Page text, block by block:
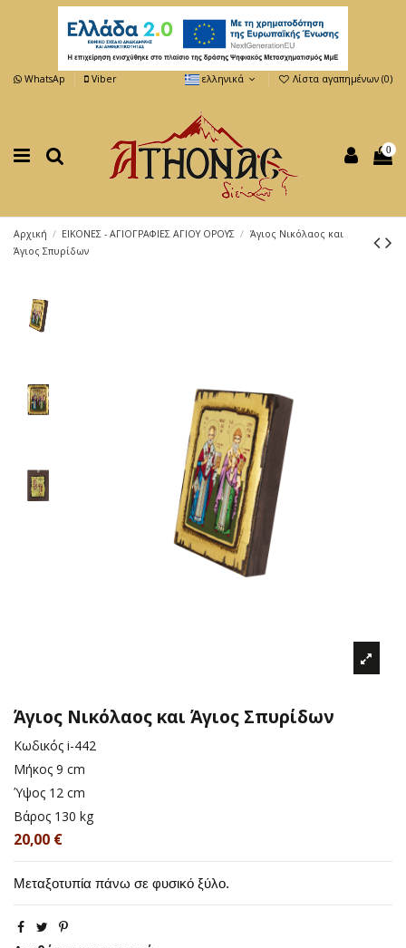
WhatsAp Viber ελληνικά Λίστα αγαπημένων (0)
0
Αρχική ΕΙΚΟΝΕΣ - ΑΓΙΟΓΡΑΦΙΕΣ ΑΓΙΟΥ ΟΡΟΥΣ
Άγιος Νικόλαος και
Άγιος Σπυρίδων
Άγιος Νικόλαος και Άγιος Σπυρίδων
Κωδικός i-442
Μήκος 9 cm
Ύψος 12 cm
Βάρος 130 kg
20,00 €
Μεταξοτυπία πάνω σε φυσικό ξύλο.